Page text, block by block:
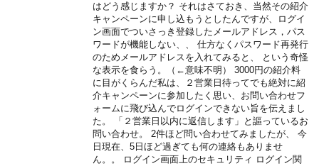
はどう感じますか？ それはさておき、当然その紹介
キャンペーンに申し込もうとしたんですが、ログイ
ン画面でついさっき登録したメールアドレス，パス
ワードが機能しない、、 仕方なくパスワード再発行
のためメールアドレスを入れてみると、 という奇怪
な表示を食らう。（←意味不明） 3000円の紹介料
に目がくらんだ私は、２営業日待ってでも絶対に紹
介キャンペーンに参加したく思い、お問い合わせフ
ォームに飛び込んでログインできない旨を伝えまし
た。 「２営業日以内に返信します」と謳っているお
問い合わせ。 2件ほど問い合わせてみましたが、 今
日現在、5日ほど過ぎても何の連絡もありませ
ん。。 ログイン画面上のセキュリティ ログイン関